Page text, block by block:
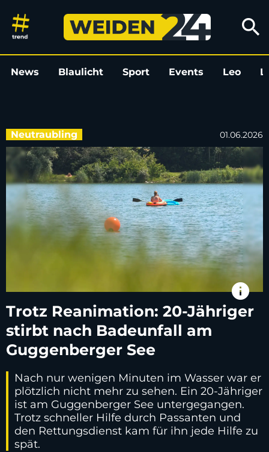
Trotz Reanimation: 20-
search
News Blaulicht Sport Events Leo
Neutraubling 01.06.2026
info
Trotz Reanimation: 20-Jähriger
stirbt nach Badeunfall am
Guggenberger See
Nach nur wenigen Minuten im Wasser war er
plötzlich nicht mehr zu sehen. Ein 20-Jähriger
ist am Guggenberger See untergegangen.
Trotz schneller Hilfe durch Passanten und
den Rettungsdienst kam für ihn jede Hilfe zu
spät.